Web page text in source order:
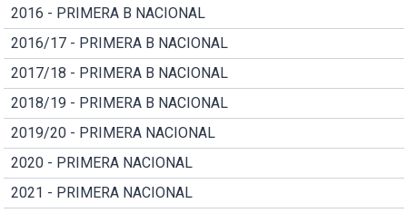
2016 - PRIMERA B NACIONAL
2016/17 - PRIMERA B NACIONAL
2017/18 - PRIMERA B NACIONAL
2018/19 - PRIMERA B NACIONAL
2019/20 - PRIMERA NACIONAL
2020 - PRIMERA NACIONAL
2021 - PRIMERA NACIONAL